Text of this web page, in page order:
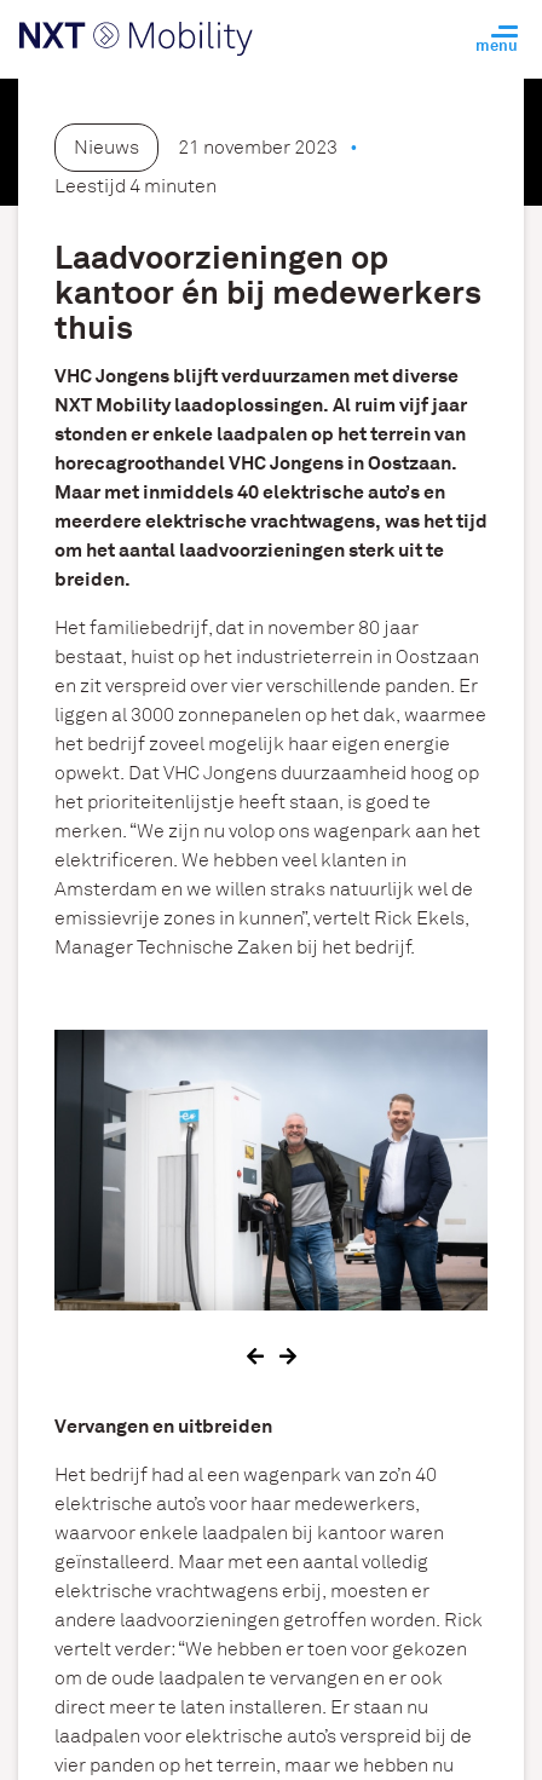
Nieuws
21 november 2023
Leestijd 4 minuten
Laadvoorzieningen op
kantoor én bij medewerkers
thuis
VHC Jongens blijft verduurzamen met diverse
NXT Mobility laadoplossingen. Al ruim vijf jaar
stonden er enkele laadpalen op het terrein van
horecagroothandel VHC Jongens in Oostzaan.
Maar met inmiddels 40 elektrische auto’s en
meerdere elektrische vrachtwagens, was het tijd
om het aantal laadvoorzieningen sterk uit te
breiden.
Het familiebedrijf, dat in november 80 jaar
bestaat, huist op het industrieterrein in Oostzaan
en zit verspreid over vier verschillende panden. Er
liggen al 3000 zonnepanelen op het dak, waarmee
het bedrijf zoveel mogelijk haar eigen energie
opwekt. Dat VHC Jongens duurzaamheid hoog op
het prioriteitenlijstje heeft staan, is goed te
merken. “We zijn nu volop ons wagenpark aan het
elektrificeren. We hebben veel klanten in
Amsterdam en we willen straks natuurlijk wel de
emissievrije zones in kunnen”, vertelt Rick Ekels,
Manager Technische Zaken bij het bedrijf.
Vervangen en uitbreiden
Het bedrijf had al een wagenpark van zo’n 40
elektrische auto’s voor haar medewerkers,
waarvoor enkele laadpalen bij kantoor waren
geïnstalleerd. Maar met een aantal volledig
elektrische vrachtwagens erbij, moesten er
andere laadvoorzieningen getroffen worden. Rick
vertelt verder: “We hebben er toen voor gekozen
om de oude laadpalen te vervangen en er ook
direct meer te laten installeren. Er staan nu
laadpalen voor elektrische auto’s verspreid bij de
vier panden op het terrein, maar we hebben nu